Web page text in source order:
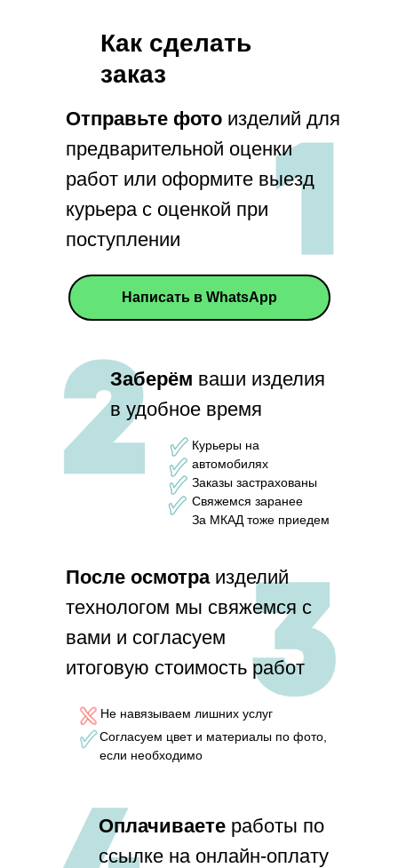
Курьеры на
автомобилях
Заказы застрахованы
Свяжемся заранее
За МКАД тоже приедем
Согласуем цвет и материалы по фото,
если необходимо
Не навязываем лишних услуг
Как сделать
заказ
Отправьте фото изделий для
предварительной оценки
работ или оформите выезд
курьера с оценкой при
поступлении
Заберём ваши изделия
в удобное время
Написать в WhatsApp
После осмотраизделий
технологом мы свяжемся с
вами и согласуем
итоговую стоимость работ
Оплачиваете работы по
ссылке на онлайн-оплату